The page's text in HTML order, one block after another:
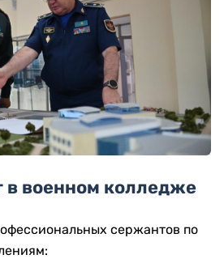
в военном колледже
сержантов по